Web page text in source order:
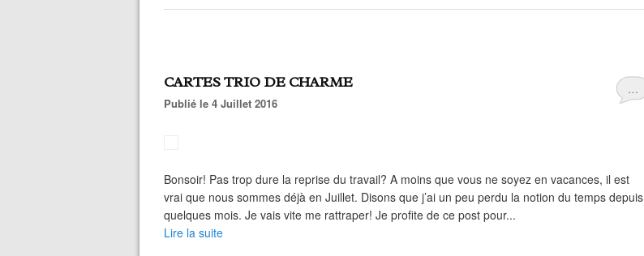
…
CARTES TRIO DE CHARME
Publié le 4 Juillet 2016
Bonsoir! Pas trop dure la reprise du travail? A moins que vous ne soyez en vacances, il est
vrai que nous sommes déjà en Juillet. Disons que j’ai un peu perdu la notion du temps depuis
quelques mois. Je vais vite me rattraper! Je profite de ce post pour...
Lire la suite